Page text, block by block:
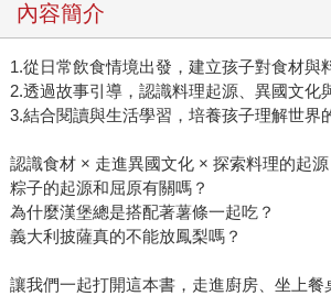
內容簡介
1.從日常飲食情境出發，建立孩子對食材與
2.透過故事引導，認識料理起源、異國文化
3.結合閱讀與生活學習，培養孩子理解世界
認識食材 × 走進異國文化 × 探索料理的起源
粽子的起源和屈原有關嗎？
為什麼漢堡總是搭配著薯條一起吃？
義大利披薩真的不能放鳳梨嗎？
讓我們一起打開這本書，走進廚房、坐上餐